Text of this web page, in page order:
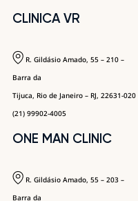
CLINICA VR
R. Gildásio Amado, 55 – 210 –
Barra da
Tijuca, Rio de Janeiro – RJ, 22631-020
(21) 99902-4005
ONE MAN CLINIC
R. Gildásio Amado, 55 – 203 –
Barra da